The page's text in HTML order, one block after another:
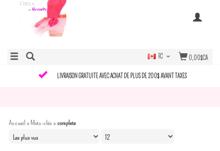
0,00$CA
FC
LIVRAISON GRATUITE AVEC ACHAT DE PLUS DE 200$ AVANT TAXES
Accueil »Mots-clés »complete